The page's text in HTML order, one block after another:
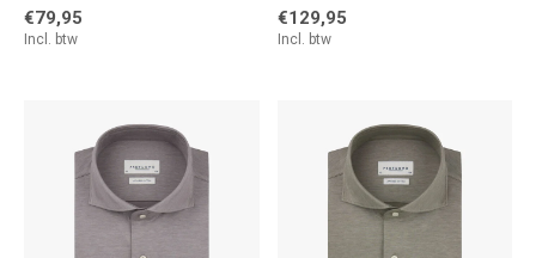
€79,95
Incl. btw
€129,95
Incl. btw